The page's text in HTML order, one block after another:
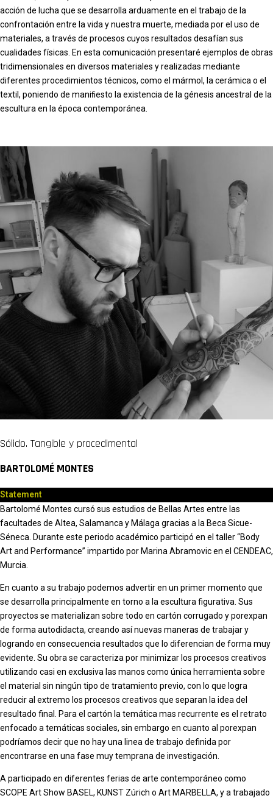
acción de lucha que se desarrolla arduamente en el trabajo de la
confrontación entre la vida y nuestra muerte, mediada por el uso de
materiales, a través de procesos cuyos resultados desafían sus
cualidades físicas. En esta comunicación presentaré ejemplos de obras
tridimensionales en diversos materiales y realizadas mediante
diferentes procedimientos técnicos, como el mármol, la cerámica o el
textil, poniendo de maniﬁesto la existencia de la génesis ancestral de la
escultura en la época contemporánea.
Sólido. Tangible y procedimental
BARTOLOMÉ MONTES
Statement
Bartolomé Montes cursó sus estudios de Bellas Artes entre las
facultades de Altea, Salamanca y Málaga gracias a la Beca Sicue-
Séneca. Durante este periodo académico participó en el taller “Body
Art and Performance” impartido por Marina Abramovic en el CENDEAC,
Murcia.
En cuanto a su trabajo podemos advertir en un primer momento que
se desarrolla principalmente en torno a la escultura figurativa. Sus
proyectos se materializan sobre todo en cartón corrugado y porexpan
de forma autodidacta, creando así nuevas maneras de trabajar y
logrando en consecuencia resultados que lo diferencian de forma muy
evidente. Su obra se caracteriza por minimizar los procesos creativos
utilizando casi en exclusiva las manos como única herramienta sobre
el material sin ningún tipo de tratamiento previo, con lo que logra
reducir al extremo los procesos creativos que separan la idea del
resultado final. Para el cartón la temática mas recurrente es el retrato
enfocado a temáticas sociales, sin embargo en cuanto al porexpan
podríamos decir que no hay una linea de trabajo definida por
encontrarse en una fase muy temprana de investigación.
A participado en diferentes ferias de arte contemporáneo como
SCOPE Art Show BASEL, KUNST Zúrich o Art MARBELLA, y a trabajado